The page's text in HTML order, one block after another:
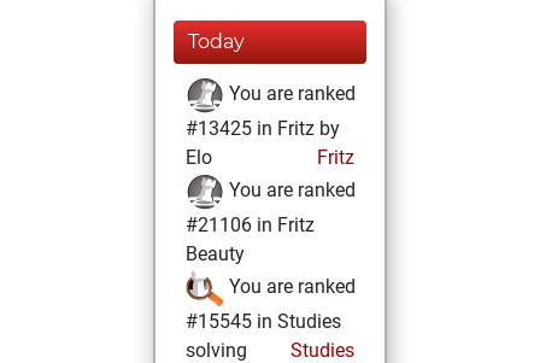
Today
You are ranked
#13425 in Fritz by
Elo
Fritz
You are ranked
#21106 in Fritz
Beauty
You are ranked
#15545 in Studies
solving
Studies